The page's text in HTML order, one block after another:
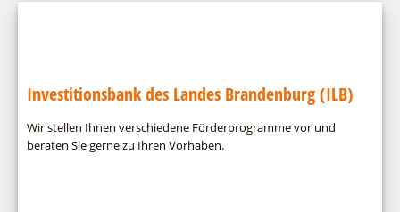
Investitionsbank des Landes Brandenburg (ILB)
Wir stellen Ihnen verschiedene Förderprogramme vor und
beraten Sie gerne zu Ihren Vorhaben.